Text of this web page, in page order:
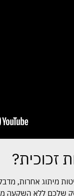
זכוכית?
מיתוג אחרות,
שלכם ללא השקעה